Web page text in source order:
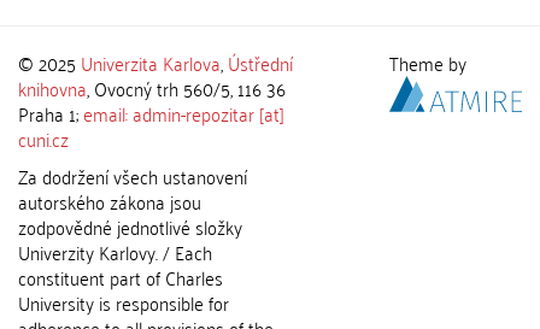
© 2025 Univerzita Karlova,Ústřední
knihovna, Ovocný trh 560/5, 116 36
Praha 1;email: admin-repozitar [at]
cuni.cz
Za dodržení všech ustanovení
autorského zákona jsou
zodpovědné jednotlivé složky
Univerzity Karlovy. / Each
constituent part of Charles
University is responsible for
Theme by